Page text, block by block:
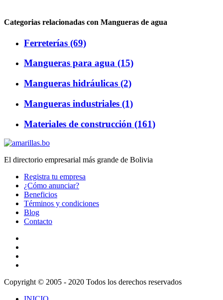
Categorias relacionadas con Mangueras de agua
Ferreterías (69)
Mangueras para agua (15)
Mangueras hidráulicas (2)
Mangueras industriales (1)
Materiales de construcción (161)
El directorio empresarial más grande de Bolivia
Registra tu empresa
¿Cómo anunciar?
Beneficios
Términos y condiciones
Blog
Contacto
Copyright © 2005 - 2020 Todos los derechos reservados